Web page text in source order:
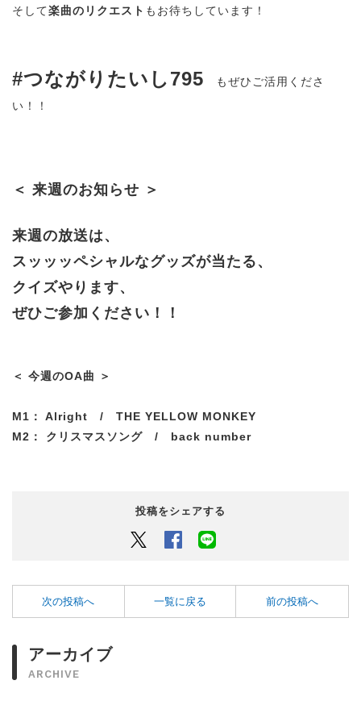
そして楽曲のリクエスト もお待ちしています！
#つながりたいし795 もぜひご活用くださ
い！！
＜ 来週のお知らせ ＞
来週の放送は、
スッッッペシャルなグッズが当たる、
クイズやります、
ぜひご参加ください！！
＜ 今週のOA曲 ＞
M1： Alright / THE YELLOW MONKEY
M2： クリスマスソング / back number
投稿をシェアする
Twitter Facebook
次の投稿へ 一覧に戻る 前の投稿へ
アーカイブ
ARCHIVE